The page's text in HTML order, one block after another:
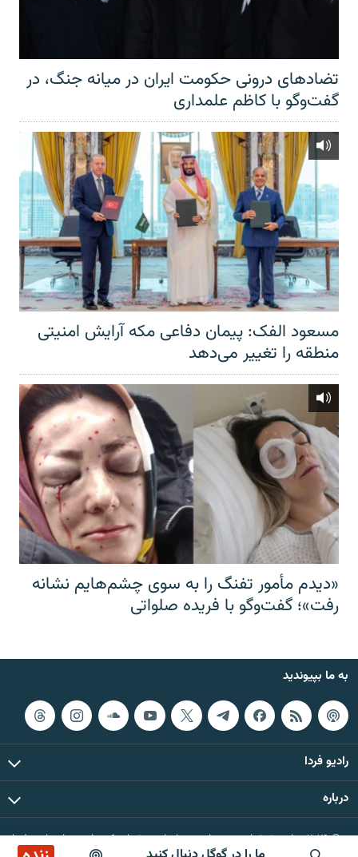
تضادهای درونی حکومت ایران در میانه جنگ، در
گفت‌‌وگو با کاظم علمداری
مسعود الفک: پیمان دفاعی مکه آرایش امنیتی
منطقه را تغییر می‌دهد
«دیدم مأمور تفنگ را به سوی چشم‌هایم نشانه
رفت»؛ گفت‌و‌گو با فریده صلواتی
به ما بپیوندید
رادیو فردا
درباره
© ۲۰۲۶ تمام حقوق این وب‌سایت، بر اساس مقررات کپی‌رایت، برای رادیو فردا